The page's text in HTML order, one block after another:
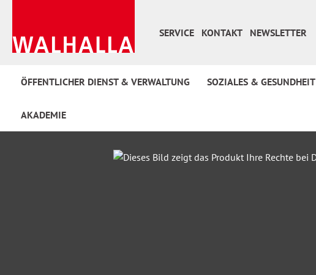
SERVICE
KONTAKT NEWSLETTER
ÖFFENTLICHER DIENST & VERWALTUNG SOZIALES & GESUNDHEIT
AKADEMIE
Bildergalerie überspringen